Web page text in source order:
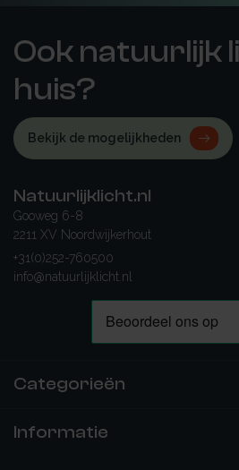
Ook natuurlijk
huis?
Bekijk de mogelijkheden
Natuurlijklicht.nl
Gooweg 6-8
2211 XV Noordwijkerhout
+31(0)252-760500
info@natuurlijklicht.nl
Categorieën
Informatie